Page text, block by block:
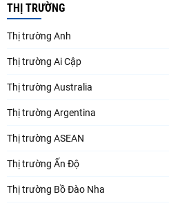
THỊ TRƯỜNG
Thị trường Anh
Thị trường Ai Cập
Thị trường Australia
Thị trường Argentina
Thị trường ASEAN
Thị trường Ấn Độ
Thị trường Bồ Đào Nha